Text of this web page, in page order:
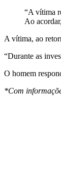
“A vítima
Ao
A vítima, ao
“Durante as
O homem
*Com